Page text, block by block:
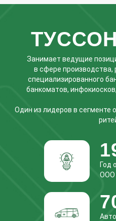
Год
ООО
ТУССОН
Занимает ведущие
в сфере производства,
специализированного
банкоматов,
Один из лидеров в сегменте